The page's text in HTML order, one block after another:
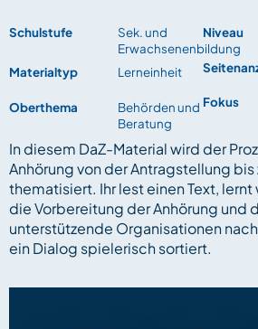
Schulstufe
Sek. und
Erwachsenenbildung
Materialtyp
Lerneinheit
Oberthema
Behörden und
Beratung
Niveau
Fokus
In diesem DaZ-Material wird der
Anhörung von der Antragstellung
thematisiert. Ihr lest einen Text,
die Vorbereitung der Anhörung und
unterstützende Organisationen
ein Dialog spielerisch sortiert.